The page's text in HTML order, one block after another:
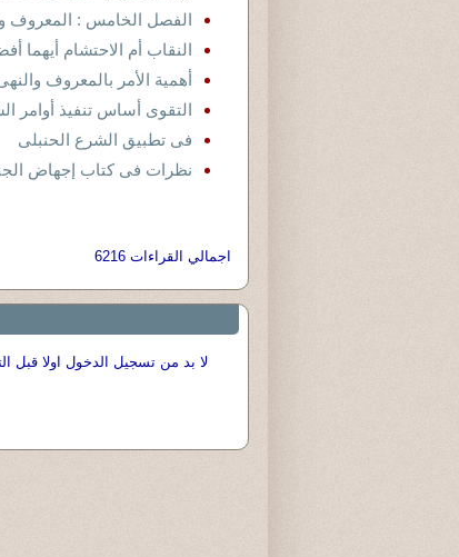
الفصل الخامس : المعروف
النقاب أم الاحتشام أيهما
أهمية الأمر بالمعروف
التقوى أساس تنفيذ أوامر
فى تطبيق الشرع الحنبلى
نظرات فى كتاب إجهاض
اجمالي القراءات 6216
لا بد من تسجيل الدخول اولا قبل